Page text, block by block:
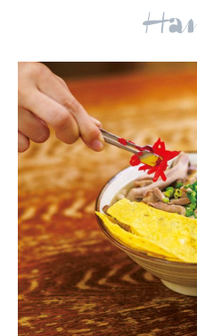
#シュークリーム #パン
10
お
どこ